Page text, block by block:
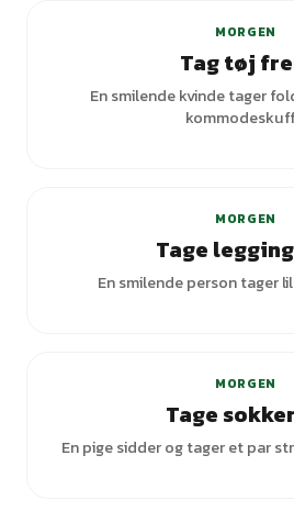
MORGEN
Tag tøj
En smilende kvinde tager
MORGEN
Tage
En smilende person tager
MORGEN
Tage
En pige sidder og tager et par